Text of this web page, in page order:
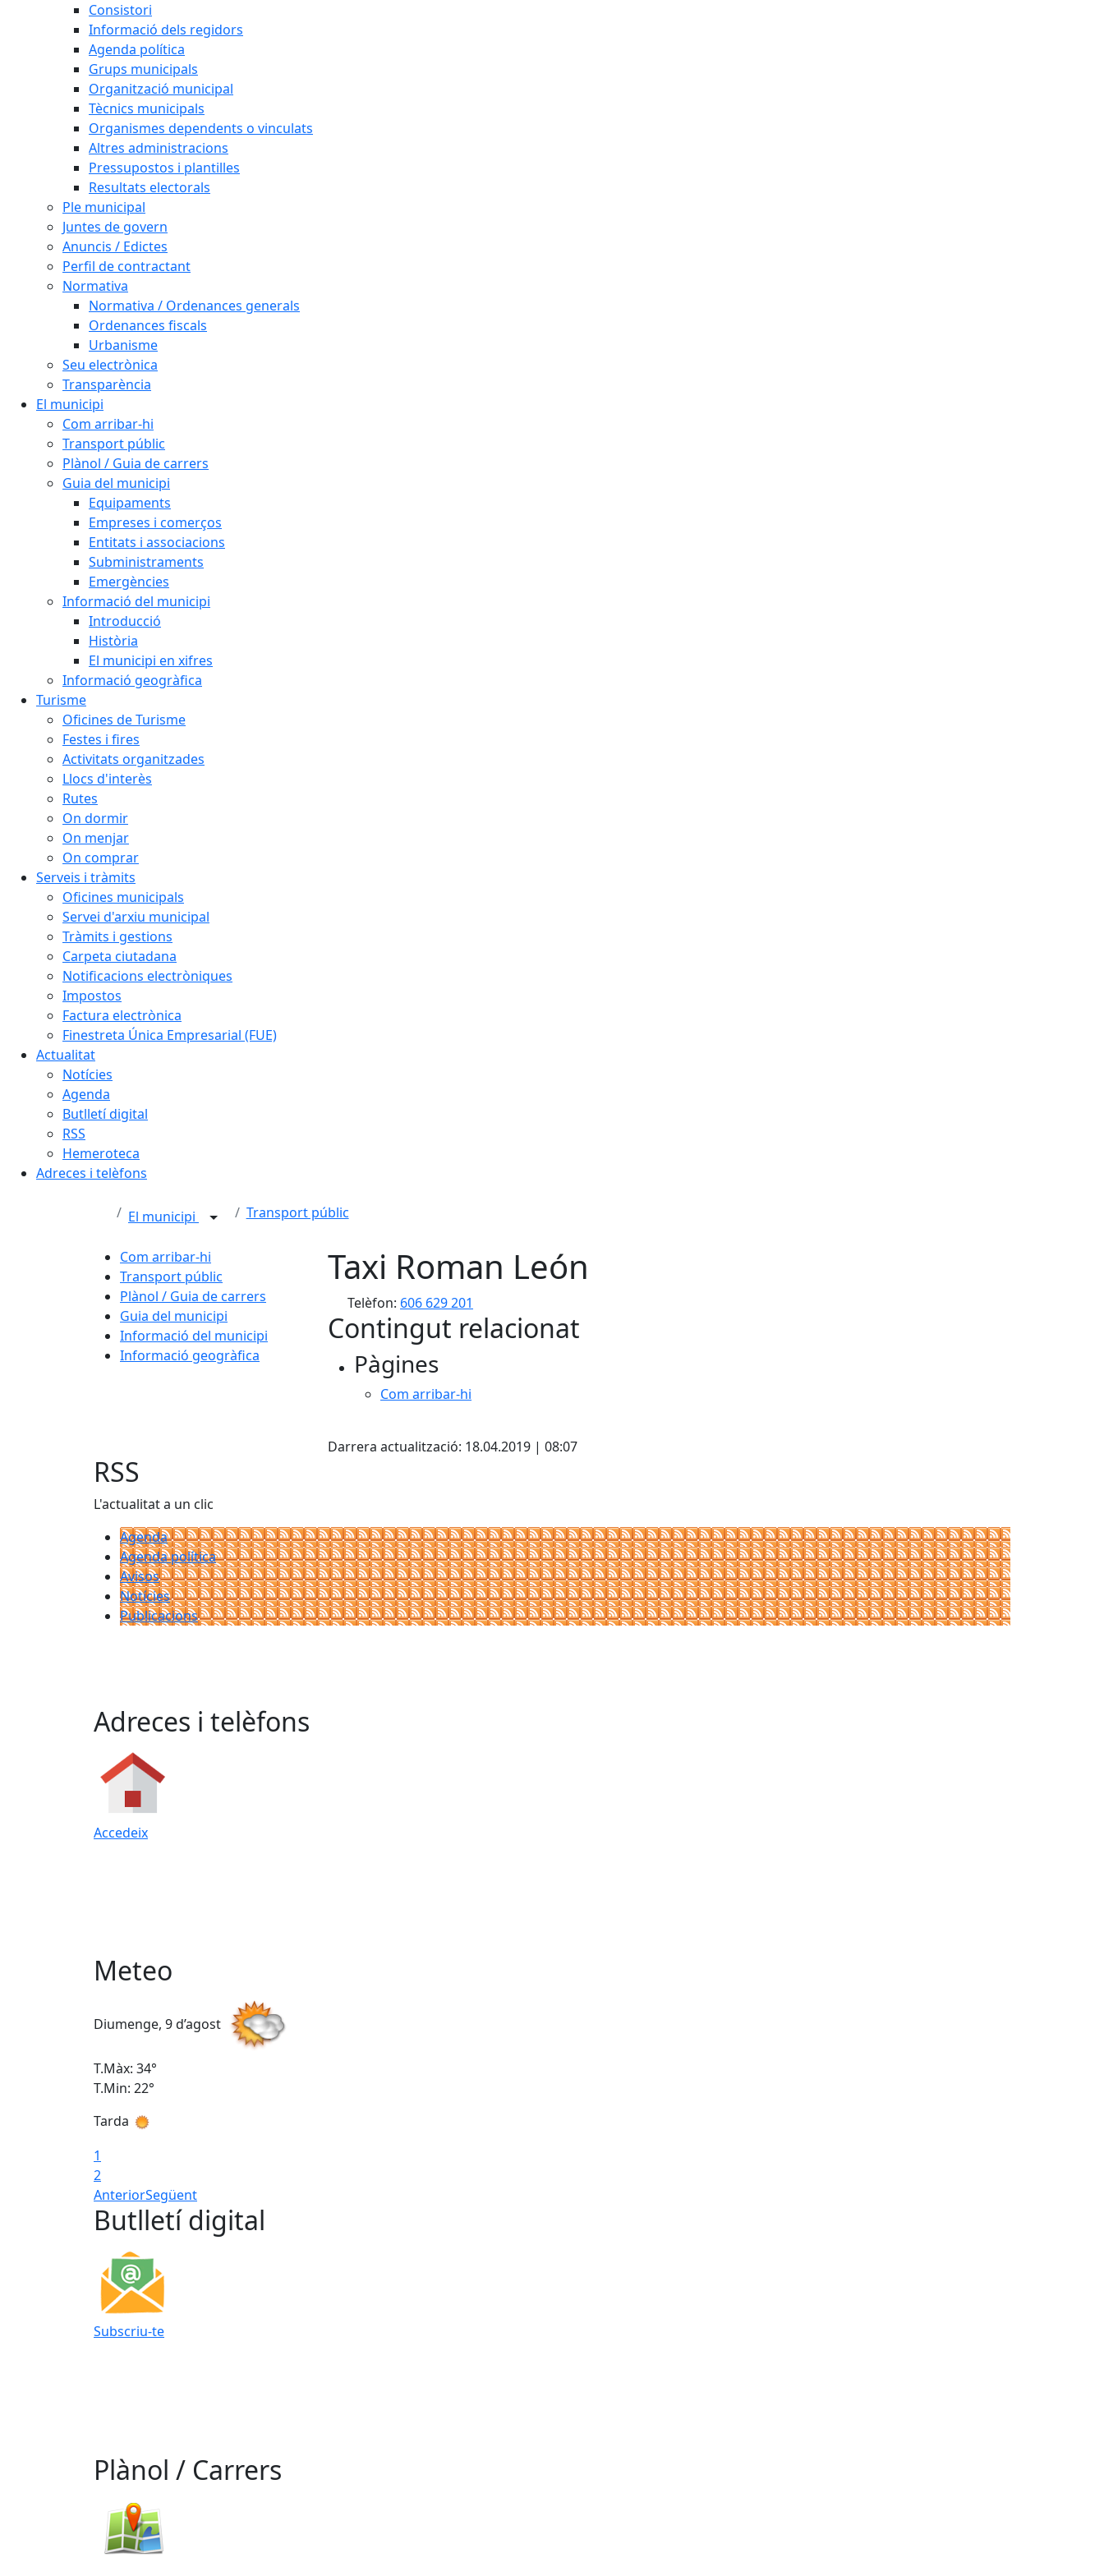
Consistori
Informació dels regidors
Agenda política
Grups municipals
Organització municipal
Tècnics municipals
Organismes dependents o vinculats
Altres administracions
Pressupostos i plantilles
Resultats electorals
Ple municipal
Juntes de govern
Anuncis / Edictes
Perfil de contractant
Normativa
Normativa / Ordenances generals
Ordenances fiscals
Urbanisme
Seu electrònica
Transparència
El municipi
Com arribar-hi
Transport públic
Plànol / Guia de carrers
Guia del municipi
Equipaments
Empreses i comerços
Entitats i associacions
Subministraments
Emergències
Informació del municipi
Introducció
Història
El municipi en xifres
Informació geogràfica
Turisme
Oficines de Turisme
Festes i fires
Activitats organitzades
Llocs d'interès
Rutes
On dormir
On menjar
On comprar
Serveis i tràmits
Oficines municipals
Servei d'arxiu municipal
Tràmits i gestions
Carpeta ciutadana
Notificacions electròniques
Impostos
Factura electrònica
Finestreta Única Empresarial (FUE)
Actualitat
Notícies
Agenda
Butlletí digital
RSS
Hemeroteca
Adreces i telèfons
El municipi Transport públic
Com arribar-hi
Transport públic
Plànol / Guia de carrers
Guia del municipi
Informació del municipi
Informació geogràfica
Taxi Roman León
Telèfon: 606 629 201
Contingut relacionat
Pàgines
Com arribar-hi
Darrera actualització: 18.04.2019 | 08:07
RSS
L'actualitat a un clic
Agenda
Agenda política
Avisos
Notícies
Publicacions
Adreces i telèfons
Accedeix
Meteo
Diumenge, 9 d’agost
T.Màx: 34°
T.Min: 22°
Tarda
1
2
AnteriorSegüent
Butlletí digital
Subscriu-te
Plànol / Carrers